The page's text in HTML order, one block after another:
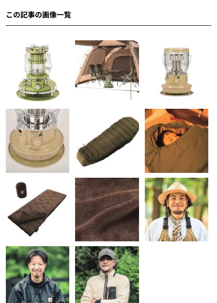
この記事の画像一覧